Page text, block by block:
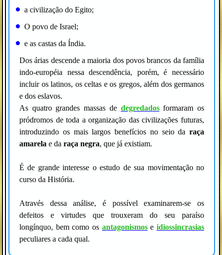
a civilização do Egito;
O povo de Israel;
e as castas da Índia.
Dos árias descende a maioria dos povos brancos da família
indo-européia nessa descendência, porém, é necessário
incluir os latinos, os celtas e os gregos, além dos germanos
e dos eslavos.
As quatro grandes massas de degredadosformaram os
pródromos de toda a organização das civilizações futuras,
introduzindo os mais largos benefícios no seio da raça
amarela e da raça negra, que já existiam.
É de grande interesse o estudo de sua movimentação no
curso da História.
Através dessa análise, é possível examinarem-se os
defeitos e virtudes que trouxeram do seu paraíso
longínquo, bem como os antagonismoseidiossincrasias
peculiares a cada qual.